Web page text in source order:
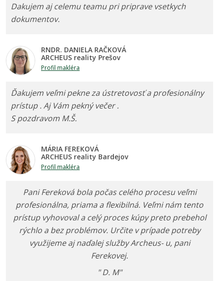
Dakujem aj celemu teamu pri priprave vsetkych
dokumentov.
RNDR. DANIELA RAČKOVÁ
ARCHEUS reality Prešov
Profil makléra
Ďakujem veľmi pekne za ústretovosť a profesionálny
prístup . Aj Vám pekný večer .
S pozdravom M.Š.
MÁRIA FEREKOVÁ
ARCHEUS reality Bardejov
Profil makléra
Pani Fereková bola počas celého procesu veľmi
profesionálna, priama a flexibilná. Veľmi nám tento
prístup vyhovoval a celý proces kúpy preto prebehol
rýchlo a bez problémov. Určite v prípade potreby
využijeme aj naďalej služby Archeus- u, pani
Ferekovej.
" D. M"